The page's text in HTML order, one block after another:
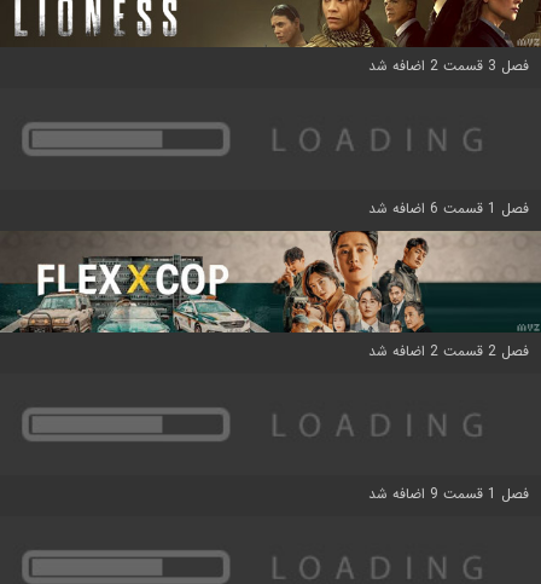
فصل 3 قسمت 2 اضافه شد
فصل 1 قسمت 6 اضافه شد
فصل 2 قسمت 2 اضافه شد
فصل 1 قسمت 9 اضافه شد